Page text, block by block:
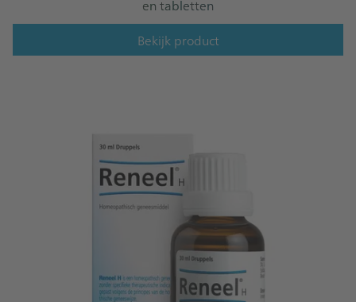
en tabletten
Bekijk product